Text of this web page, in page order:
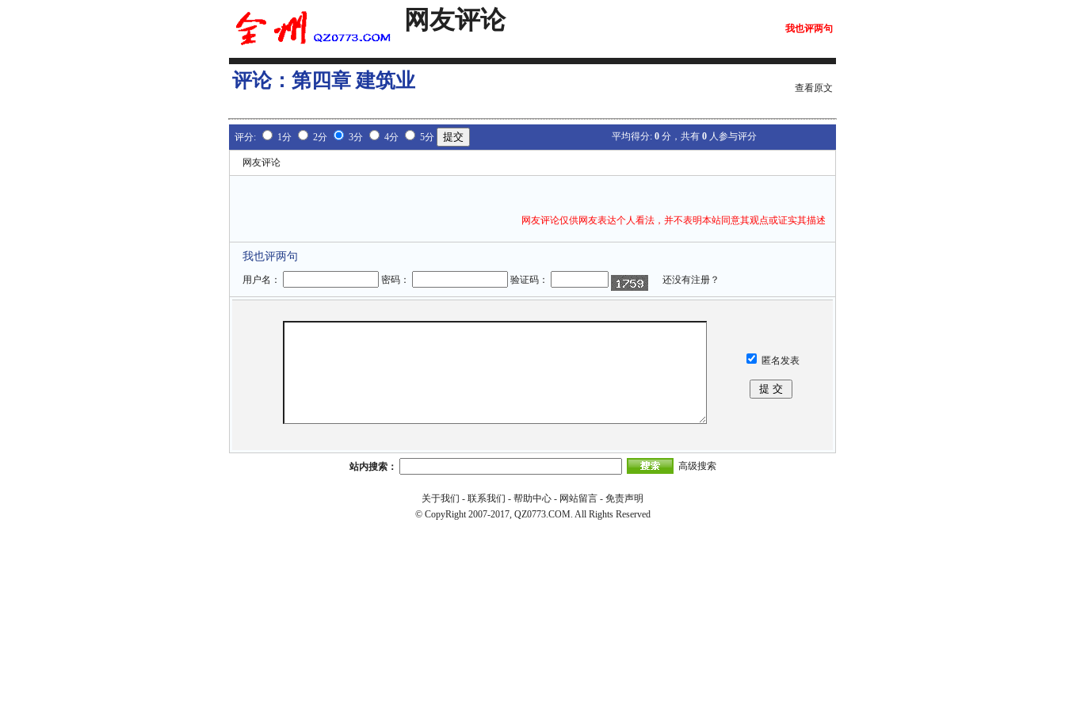
网友评论 我也评两句
评论： 第四章 建筑业 查看原文
评分: 1分 2分 3分 4分 5分 平均得分: 0 分，共有 0 人参与评分
网友评论
网友评论仅供网友表达个人看法，并不表明本站同意其观点或证实其描述
我也评两句
用户名： 密码： 验证码： 还没有注册？
匿名发表
站内搜索： 高级搜索
关于我们 - 联系我们 - 帮助中心 - 网站留言 - 免责声明
© CopyRight 2007-2017, QZ0773.COM. All Rights Reserved